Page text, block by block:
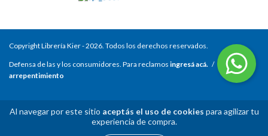
Al navegar por este sitio aceptás el uso de cookies para agilizar tu
experiencia de compra.
Copyright Librería Kier - 2026. Todos los derechos reservados.
Defensa de las y los consumidores. Para reclamos ingresá acá. /
Botón de
arrepentimiento